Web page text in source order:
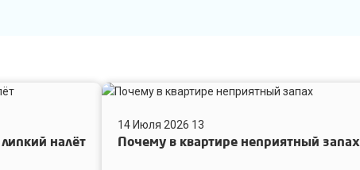
налёт
Почему
квартире
неприятный
14 Июля 2026 13
Почему в квартире неприятный запах